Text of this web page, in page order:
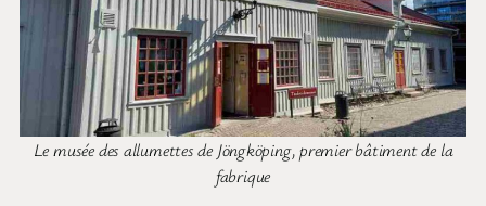
Le musée des allumettes de Jöngköping, premier bâtiment de la
fabrique